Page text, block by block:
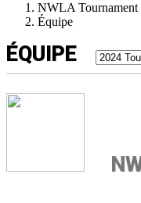
NWLA Tournament
Équipe
ÉQUIPE